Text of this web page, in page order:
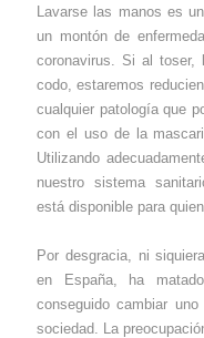
Lavarse las manos es
un montón de
coronavirus. Si al toser,
codo, estaremos
cualquier patología que
con el uso de la
Utilizando
nuestro sistema
está disponible para
Por desgracia, ni
en España, ha
conseguido cambiar
sociedad. La